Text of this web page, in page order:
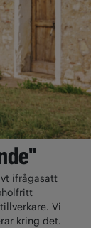
ifrågasatt
Vi
kring det.